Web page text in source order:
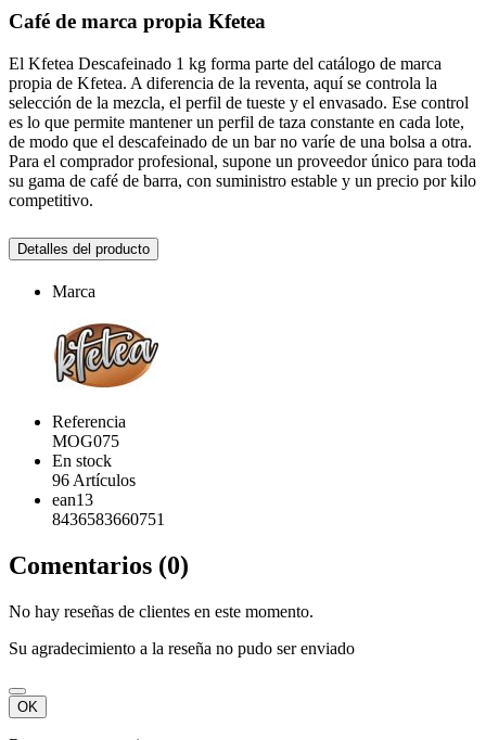
Café de marca propia Kfetea
El Kfetea Descafeinado 1 kg forma parte del catálogo de marca
propia de Kfetea. A diferencia de la reventa, aquí se controla la
selección de la mezcla, el perfil de tueste y el envasado. Ese control
es lo que permite mantener un perfil de taza constante en cada lote,
de modo que el descafeinado de un bar no varíe de una bolsa a otra.
Para el comprador profesional, supone un proveedor único para toda
su gama de café de barra, con suministro estable y un precio por kilo
competitivo.
Detalles del producto
Marca
Referencia
MOG075
En stock
96 Artículos
ean13
8436583660751
Comentarios (0)
No hay reseñas de clientes en este momento.
Su agradecimiento a la reseña no pudo ser enviado
OK